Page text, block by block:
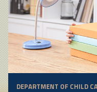
DEPARTMENT OF CHILD